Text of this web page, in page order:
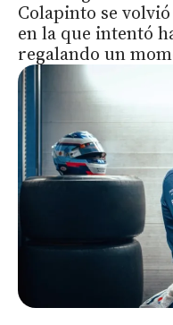
Colapinto se
en la que intentó
regalando un